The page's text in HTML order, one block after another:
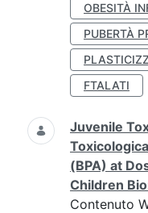
OBESITÀ
PUBERTÀ
FTALATI
Juvenile
(BPA) at
Children
Contenuto